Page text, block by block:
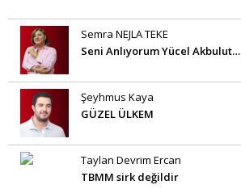
Semra NEJLA TEKE
Seni Anlıyorum Yücel Akbulut…
Şeyhmus Kaya
GÜZEL ÜLKEM
Taylan Devrim Ercan
TBMM sirk değildir